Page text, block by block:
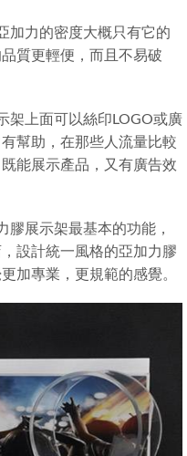
加力的密度大概只有它的
質更輕便，而且不易破
架上面可以絲印LOGO或廣
幫助，在那些人流量比較
能展示產品，又有廣告效
展示架最基本的功能，
設計統一風格的亞加力膠
加專業，更規範的感覺。